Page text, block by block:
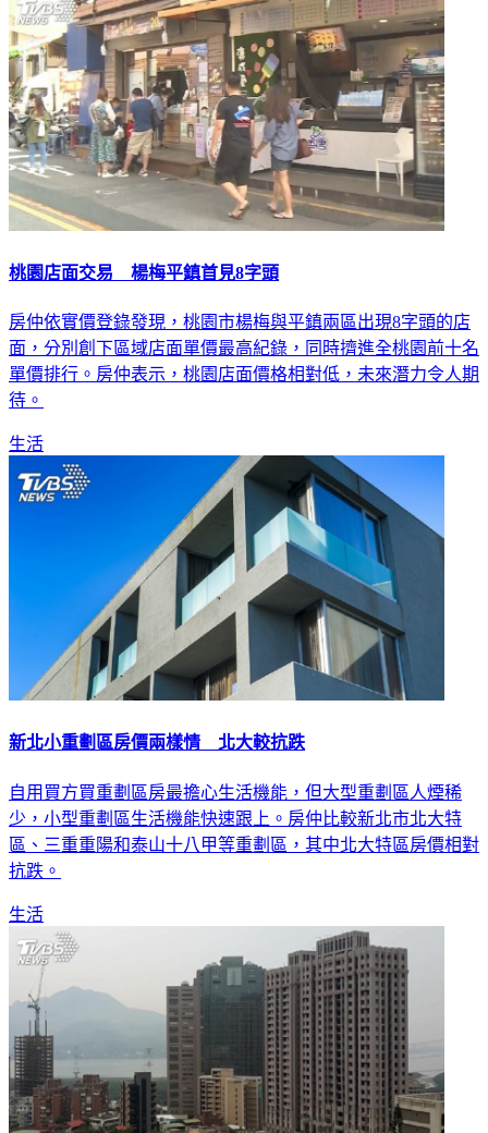
桃園店面交易 楊梅平鎮首見8字頭
房仲依實價登錄發現，桃園市楊梅與平鎮兩區出現8字頭的店
面，分別創下區域店面單價最高紀錄，同時擠進全桃園前十名
單價排行。房仲表示，桃園店面價格相對低，未來潛力令人期
待。
生活
新北小重劃區房價兩樣情 北大較抗跌
自用買方買重劃區房最擔心生活機能，但大型重劃區人煙稀
少，小型重劃區生活機能快速跟上。房仲比較新北市北大特
區、三重重陽和泰山十八甲等重劃區，其中北大特區房價相對
抗跌。
生活